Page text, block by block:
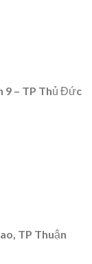
9 – TP Thủ Đức
TP Thuận